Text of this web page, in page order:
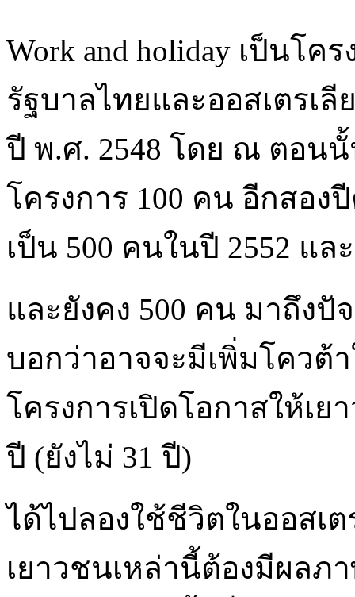
Work and holiday เป็นโค
รัฐบาลไทยและออสเตรเ
ปี พ.ศ. 2548 โดย ณ ตอน
โครงการ 100 คน อีกสอง
เป็น 500 คนในปี 2552 แล
และยังคง 500 คน มาถึง
บอกว่าอาจจะมีเพิ่มโควต้
โครงการเปิดโอกาสให้เย
ปี (ยังไม่ 31 ปี)
ได้ไปลองใช้ชีวิตในออสเต
เยาวชนเหล่านี้ต้องมีผลภ